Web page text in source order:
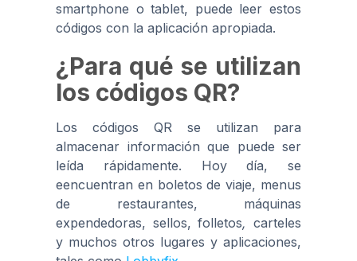
smartphone o tablet, puede leer estos
códigos con la aplicación apropiada.
¿Para qué se utilizan
los códigos QR?
Los códigos QR se utilizan para
almacenar información que puede ser
leída rápidamente. Hoy día, se
eencuentran en boletos de viaje, menus
de restaurantes, máquinas
expendedoras, sellos, folletos,carteles
y muchos otros lugares y aplicaciones,